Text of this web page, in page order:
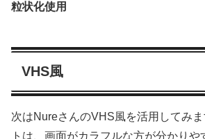
粒状化使用
VHS風
次はNureさんのVHS風を活用してみ
トは、画面がカラフルな方が分かり